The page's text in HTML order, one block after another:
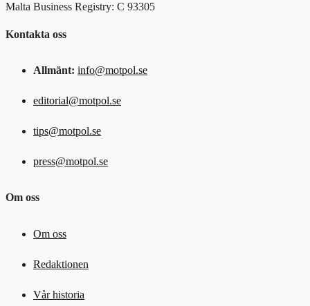
Malta Business Registry: C 93305
Kontakta oss
Allmänt: info@motpol.se
editorial@motpol.se
tips@motpol.se
press@motpol.se
Om oss
Om oss
Redaktionen
Vår historia